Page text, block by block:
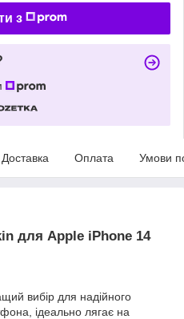
з
Доставка Оплата Умови
для Apple iPhone 14
вибір для надійного
ідеально лягає на